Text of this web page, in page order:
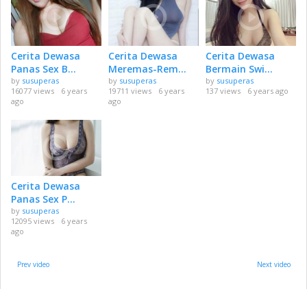
Cerita Dewasa
Panas Sex B...
by susuperas
16077 views
6 years
ago
Cerita Dewasa
Meremas-Rem...
by susuperas
19711 views
6 years
ago
Cerita Dewasa
Bermain Swi...
by susuperas
137 views
6 years ago
Cerita Dewasa
Panas Sex P...
by susuperas
12095 views
6 years
ago
Prev video Next video